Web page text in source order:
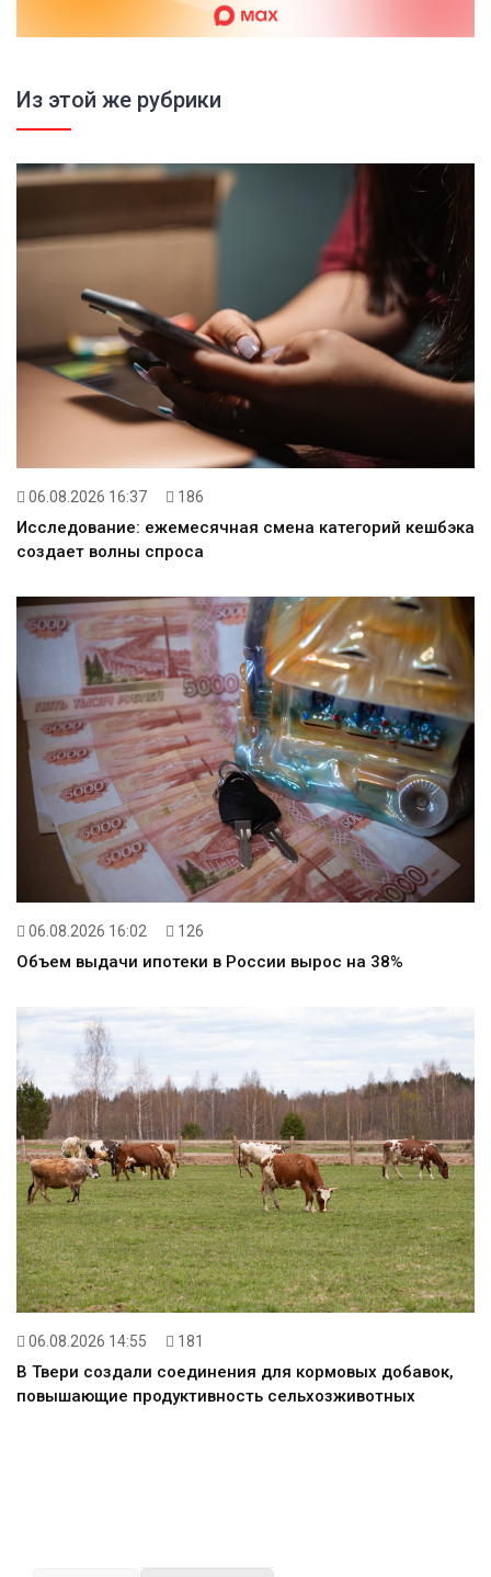
Из этой же рубрики
06.08.2026 16:37 186
Исследование: ежемесячная смена категорий кешбэка
создает волны спроса
06.08.2026 16:02 126
Объем выдачи ипотеки в России вырос на 38%
06.08.2026 14:55 181
В Твери создали соединения для кормовых добавок,
повышающие продуктивность сельхозживотных